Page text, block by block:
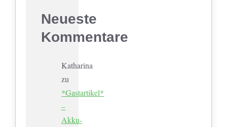
Neueste
Kommentare
Katharina
zu
*Gastartikel*
–
Akku-